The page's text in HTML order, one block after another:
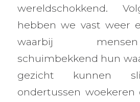
wereldschokkend.
hebben we vast weer
waarbij
schuimbekkend hun
gezicht kunnen
ondertussen woekeren